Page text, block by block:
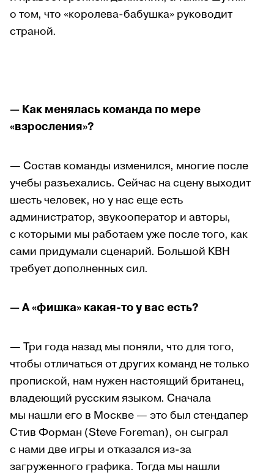
о том, что «королева-бабушка» руководит
страной.
— Как менялась команда по мере
«взросления»?
— Состав команды изменился, многие после
учебы разъехались. Сейчас на сцену выходит
шесть человек, но у нас еще есть
администратор, звукооператор и авторы,
с которыми мы работаем уже после того, как
сами придумали сценарий. Большой КВН
требует дополненных сил.
— А «фишка» какая-то у вас есть?
— Три года назад мы поняли, что для того,
чтобы отличаться от других команд не только
пропиской, нам нужен настоящий британец,
владеющий русским языком. Сначала
мы нашли его в Москве — это был стендапер
Стив Форман (Steve Foreman), он сыграл
с нами две игры и отказался из-за
загруженного графика. Тогда мы нашли